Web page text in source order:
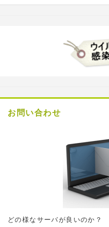
お問い合わせ
どの様なサーバが良いのか？